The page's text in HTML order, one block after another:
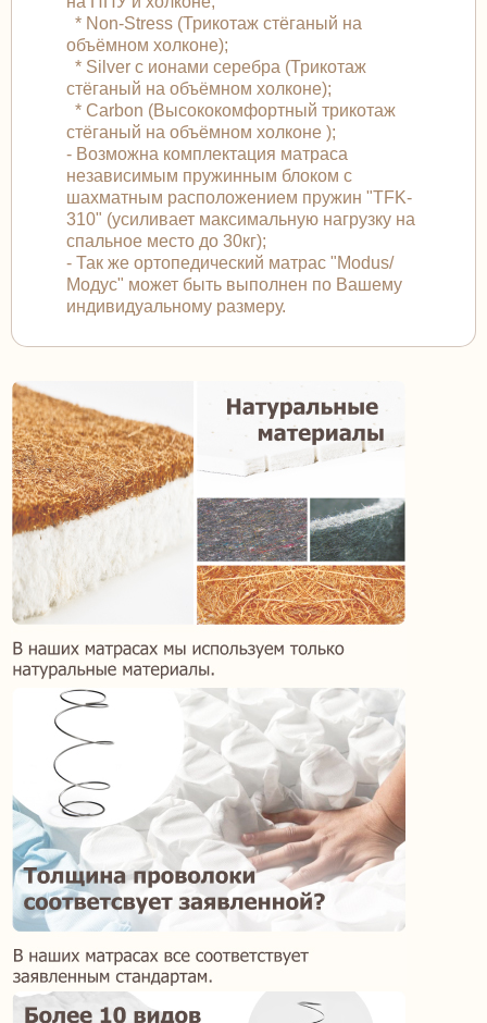
* Non-Stress (Трикотаж стёганый на
объёмном холконе);
* Silver с ионами серебра (Трикотаж
стёганый на объёмном холконе);
* Carbon (Высококомфортный трикотаж
стёганый на объёмном холконе );
- Возможна комплектация матраса
независимым пружинным блоком с
шахматным расположением пружин "TFK-
310" (усиливает максимальную нагрузку на
спальное место до 30кг);
- Так же ортопедический матрас "Modus/
Модус" может быть выполнен по Вашему
индивидуальному размеру.